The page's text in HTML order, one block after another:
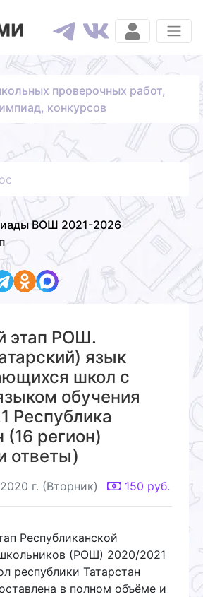
проверочных работ,
конкурсов
ВОШ 2021-2026
этап РОШ.
язык
школ с
обучения
Республика
(16 регион)
ответы)
г. (Вторник) 150 руб.
Республиканской
(РОШ) 2020/2021
республики Татарстан
в полном объёме и